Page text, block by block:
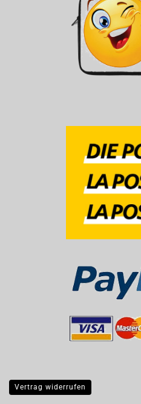
Vertrag widerrufen